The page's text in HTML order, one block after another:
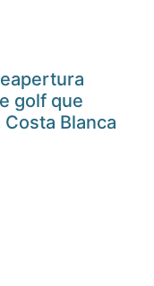
golf que
Blanca